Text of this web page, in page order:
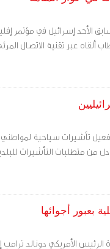
إسرائيل في مؤتمر
ألقاه عبر تقنية الاتصال
تأشيرات سياحية
من متطلبات التأشيرات
بعبور أجوائها
الأمريكي دونالد